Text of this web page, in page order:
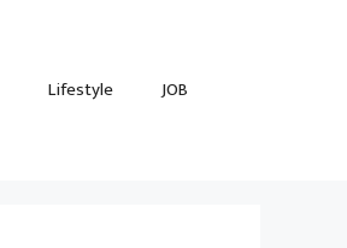
Lifestyle JOB